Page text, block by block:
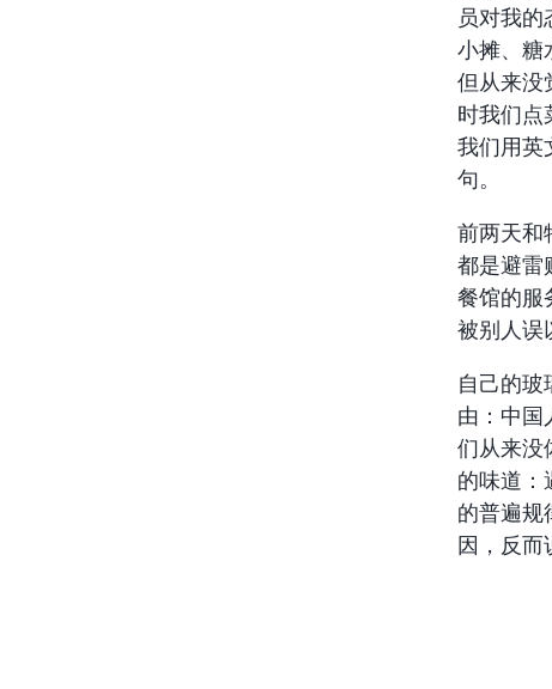
员对我的
小摊、糖
但从来没
时我们点
我们用英
句。
前两天和
都是避雷
餐馆的服
被别人误
自己的玻
由：中国
们从来没
的味道：
的普遍规
因，反而